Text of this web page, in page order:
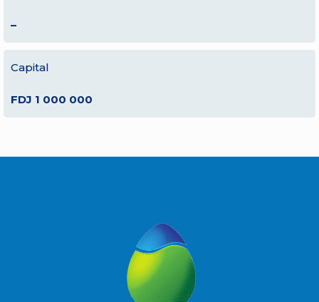
–
Capital
FDJ 1 000 000